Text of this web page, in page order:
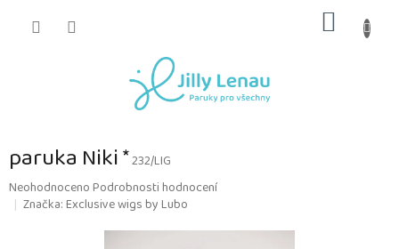
KOŠÍK
paruka Niki *232/LIG
Průměrné
hodnocení
NeohodnocenoPodrobnosti hodnocení
Značka:Exclusive wigs by Lubo